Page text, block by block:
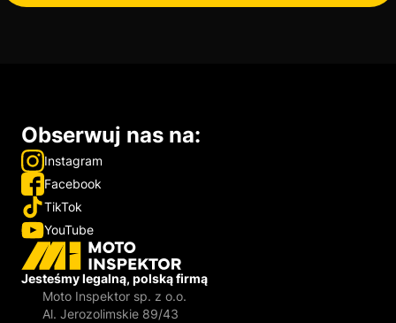
Jesteśmy legalną, polską firmą
Moto Inspektor sp. z o.o.
Al. Jerozolimskie 89/43
Obserwuj nas na:
Instagram
Facebook
TikTok
YouTube